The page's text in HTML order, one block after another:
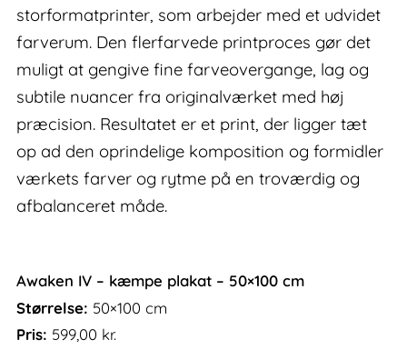
storformatprinter, som arbejder med et udvidet
farverum. Den flerfarvede printproces gør det
muligt at gengive fine farveovergange, lag og
subtile nuancer fra originalværket med høj
præcision. Resultatet er et print, der ligger tæt
op ad den oprindelige komposition og formidler
værkets farver og rytme på en troværdig og
afbalanceret måde.
Awaken IV – kæmpe plakat – 50×100 cm
Størrelse: 50×100 cm
Pris: 599,00 kr.